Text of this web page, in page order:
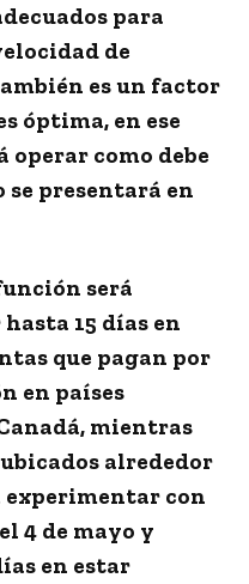
para
de
es un factor
óptima, en ese
operar como debe
presentará en
será
15 días en
que pagan por
en países
, mientras
alrededor
experimentar con
4 de mayo y
en estar